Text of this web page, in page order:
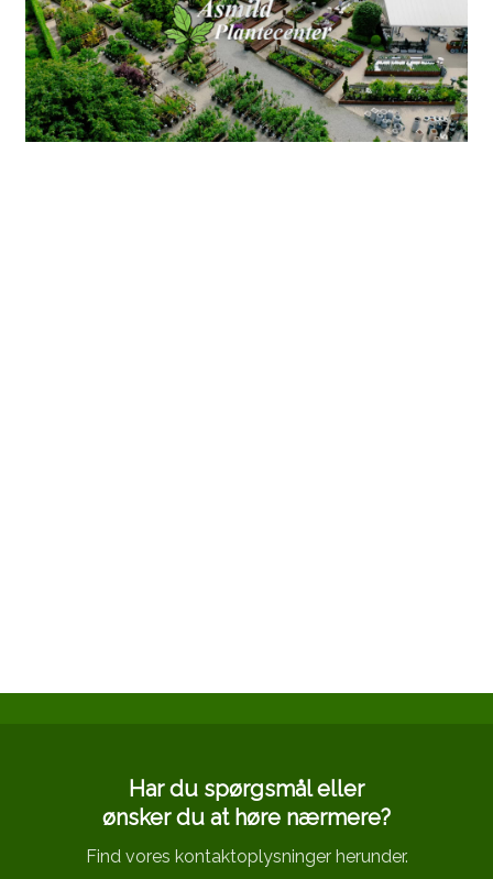
Har du spørgsmål eller
​ønsker du at høre nærmere?
Find vores kontaktoplysninger herunder.